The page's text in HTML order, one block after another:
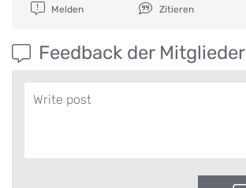
Melden Zitieren
Feedback der Mitglieder